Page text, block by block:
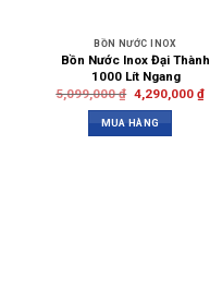
BỒN NƯỚC INOX
Bồn Nước Inox Đại Thành
1000 Lít Ngang
5,099,000₫ 4,290,000 ₫
MUA HÀNG